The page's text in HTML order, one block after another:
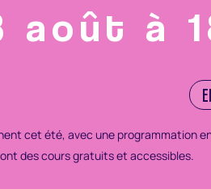
août à
cet été, avec une programmation
des cours gratuits et accessibles.